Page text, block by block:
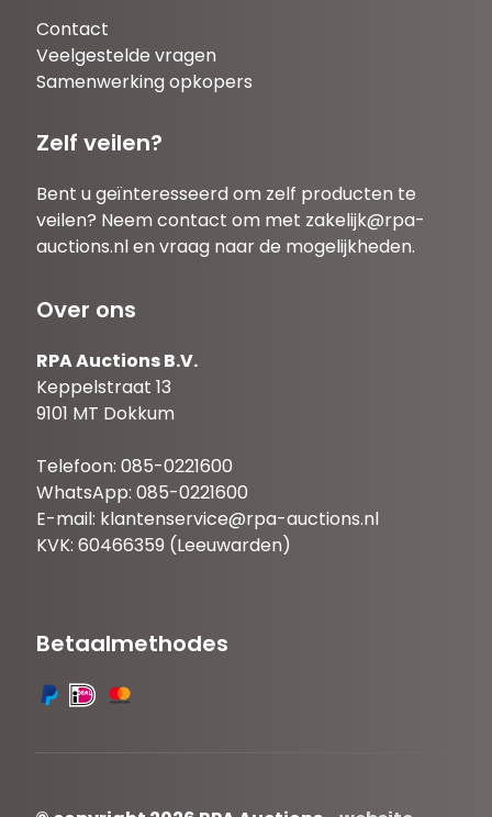
Contact
Veelgestelde vragen
Samenwerking opkopers
Zelf veilen?
Bent u geïnteresseerd om zelf producten te
veilen? Neem contact om met zakelijk@rpa-
auctions.nlen vraag naar de mogelijkheden.
Over ons
RPA Auctions B.V.
Keppelstraat 13
9101 MT Dokkum
Telefoon: 085-0221600
WhatsApp: 085-0221600
E-mail: klantenservice@rpa-auctions.nl
KVK: 60466359 (Leeuwarden)
Betaalmethodes